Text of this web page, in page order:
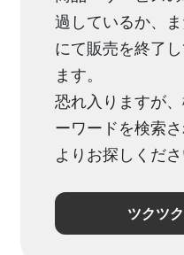
過しているか、
にて販売を終了
ます。
恐れ入りますが
ーワードを検索
よりお探しくださ
ツクツ